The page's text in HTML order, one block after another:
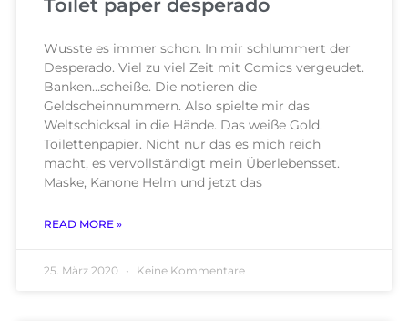
Toilet paper desperado
Wusste es immer schon. In mir schlummert der
Desperado. Viel zu viel Zeit mit Comics vergeudet.
Banken…scheiße. Die notieren die
Geldscheinnummern. Also spielte mir das
Weltschicksal in die Hände. Das weiße Gold.
Toilettenpapier. Nicht nur das es mich reich
macht, es vervollständigt mein Überlebensset.
Maske, Kanone Helm und jetzt das
READ MORE »
25. März 2020 Keine Kommentare